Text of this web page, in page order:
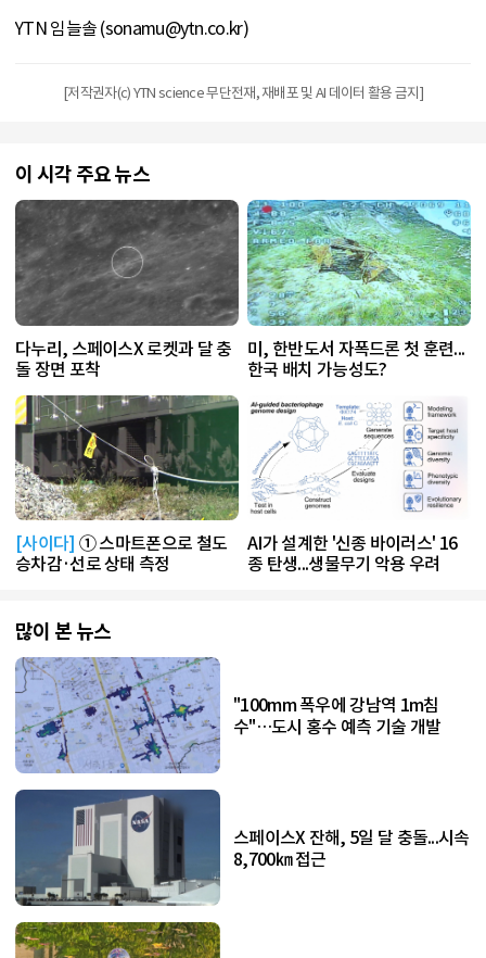
YTN 임늘솔 (sonamu@ytn.co.kr)
[저작권자(c) YTN science 무단전재, 재배포 및 AI 데이터 활용 금지]
이 시각 주요 뉴스
다누리, 스페이스X 로켓과 달 충
돌 장면 포착
미, 한반도서 자폭드론 첫 훈련...
한국 배치 가능성도?
[사이다] ① 스마트폰으로 철도
승차감·선로 상태 측정
AI가 설계한 '신종 바이러스' 16
종 탄생...생물무기 악용 우려
많이 본 뉴스
"100mm 폭우에 강남역 1m침
수"…도시 홍수 예측 기술 개발
스페이스X 잔해, 5일 달 충돌...시속
8,700㎞ 접근